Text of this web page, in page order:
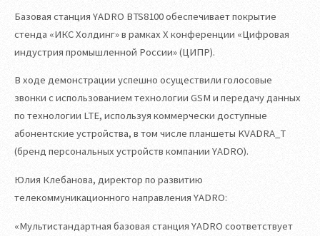
Базовая станция YADRO BTS8100 обеспечивает покрытие
стенда «ИКС Холдинг» в рамках X конференции «Цифровая
индустрия промышленной России» (ЦИПР).
В ходе демонстрации успешно осуществили голосовые
звонки с использованием технологии GSM и передачу данных
по технологии LTE, используя коммерчески доступные
абонентские устройства, в том числе планшеты KVADRA_T
(бренд персональных устройств компании YADRO).
Юлия Клебанова, директор по развитию
телекоммуникационного направления YADRO:
«Мультистандартная базовая станция YADRO соответствует